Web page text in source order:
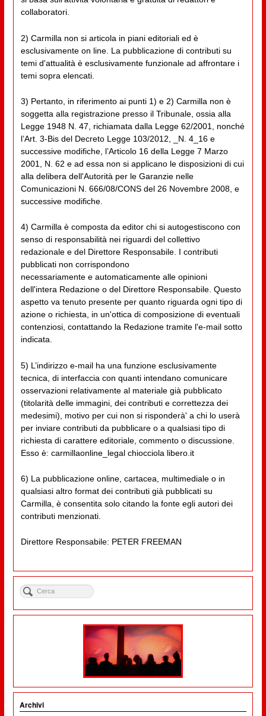
collaboratori.
2) Carmilla non si articola in piani editoriali ed è
esclusivamente on line. La pubblicazione di contributi su
temi d'attualità è esclusivamente funzionale ad affrontare i
temi sopra elencati.
3) Pertanto, in riferimento ai punti 1) e 2) Carmilla non è
soggetta alla registrazione presso il Tribunale, ossia alla
Legge 1948 N. 47, richiamata dalla Legge 62/2001, nonché
l’Art. 3-Bis del Decreto Legge 103/2012, _N. 4_16 e
successive modifiche, l’Articolo 16 della Legge 7 Marzo
2001, N. 62 e ad essa non si applicano le disposizioni di cui
alla delibera dell'Autorità per le Garanzie nelle
Comunicazioni N. 666/08/CONS del 26 Novembre 2008, e
successive modifiche.
4) Carmilla è composta da editor chi si autogestiscono con
senso di responsabilità nei riguardi del collettivo
redazionale e del Direttore Responsabile. I contributi
pubblicati non corrispondono
necessariamente e automaticamente alle opinioni
dell'intera Redazione o del Direttore Responsabile. Questo
aspetto va tenuto presente per quanto riguarda ogni tipo di
azione o richiesta, in un'ottica di composizione di eventuali
contenziosi, contattando la Redazione tramite l'e-mail sotto
indicata.
5) L’indirizzo e-mail ha una funzione esclusivamente
tecnica, di interfaccia con quanti intendano comunicare
osservazioni relativamente al materiale già pubblicato
(titolarità delle immagini, dei contributi e correttezza dei
medesimi), motivo per cui non si risponderà' a chi lo userà
per inviare contributi da pubblicare o a qualsiasi tipo di
richiesta di carattere editoriale, commento o discussione.
Esso è: carmillaonline_legal chiocciola libero.it
6) La pubblicazione online, cartacea, multimediale o in
qualsiasi altro format dei contributi già pubblicati su
Carmilla, è consentita solo citando la fonte egli autori dei
contributi menzionati.
Direttore Responsabile: PETER FREEMAN
Archivi